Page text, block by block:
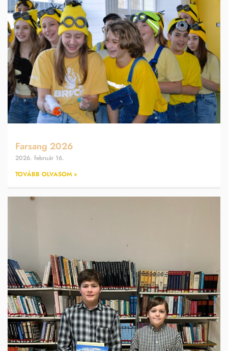
Farsang 2026
2026. február 16.
TOVÁBB OLVASOM »